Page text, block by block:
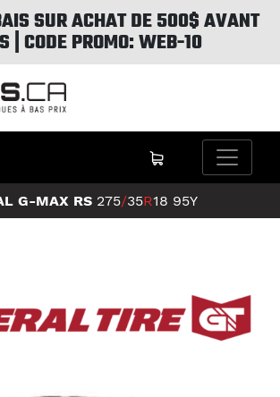
SUR ACHAT DE 500$ AVANT
| CODE PROMO: WEB-10
G-MAX RS 275/35R18 95Y